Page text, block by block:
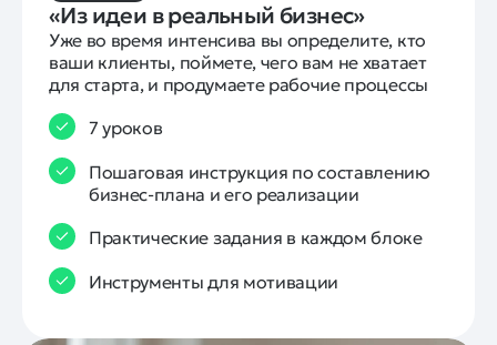
«Из идеи в реальный бизнес»
Уже во время интенсива вы определите, кто
ваши клиенты, поймете, чего вам не хватает
для старта, и продумаете рабочие процессы
7 уроков
Пошаговая инструкция по составлению
бизнес-плана и его реализации
Практические задания в каждом блоке
Инструменты для мотивации